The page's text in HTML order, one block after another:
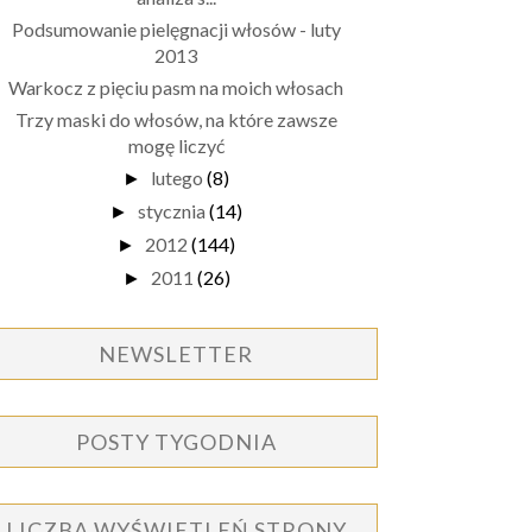
Podsumowanie pielęgnacji włosów - luty
2013
Warkocz z pięciu pasm na moich włosach
Trzy maski do włosów, na które zawsze
mogę liczyć
► lutego (8)
► stycznia (14)
► 2012 (144)
► 2011 (26)
NEWSLETTER
POSTY TYGODNIA